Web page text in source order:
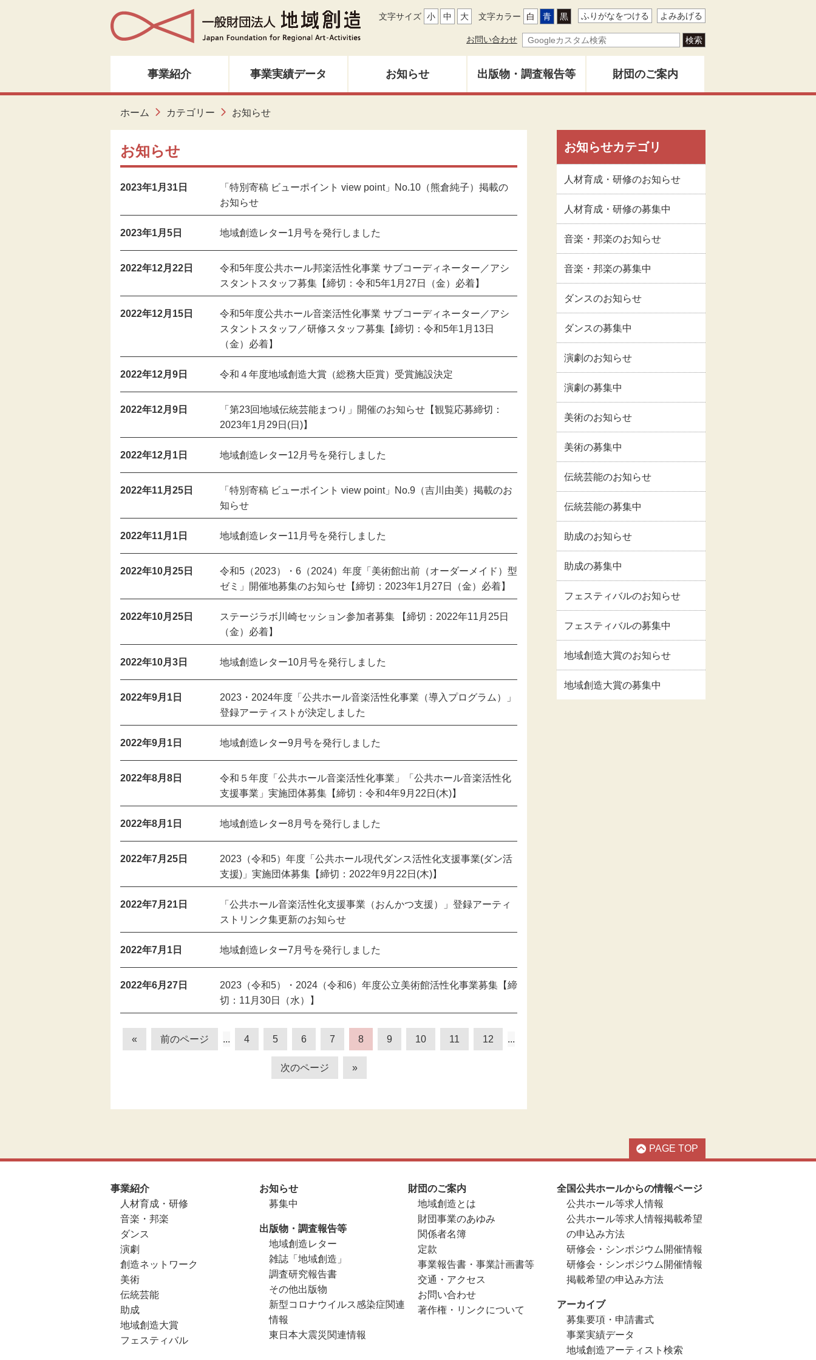
文字サイズ 小 中 大 文字カラー 白 青 黒 ふりがなをつける よみあげる
お問い合わせ
事業紹介
人材育成・研修
創造ネットワーク
美術
伝統芸能
地域創造大賞
事業実績データ お知らせ 出版物・調査報告等
雑誌「地域創造」
新型コロナウイルス
東日本大震災関連情
財団のご案内
財団事業のあゆみ
定款
事業報告書・事業計
画書等
交通・アクセス
お問い合わせ
著作権・リンクにつ
ホーム カテゴリー お知らせ
お知らせ
2023年1月31日
「特別寄稿 ビューポイント view point」No.10（熊倉純子）掲載の
お知らせ
2023年1月5日 地域創造レター1月号を発行しました
2022年12月22日
令和5年度公共ホール邦楽活性化事業 サブコーディネーター／アシ
スタントスタッフ募集【締切：令和5年1月27日（金）必着】
2022年12月15日
令和5年度公共ホール音楽活性化事業 サブコーディネーター／アシ
スタントスタッフ／研修スタッフ募集【締切：令和5年1月13日
（金）必着】
2022年12月9日 令和４年度地域創造大賞（総務大臣賞）受賞施設決定
2022年12月9日
「第23回地域伝統芸能まつり」開催のお知らせ【観覧応募締切：
2023年1月29日(日)】
2022年12月1日 地域創造レター12月号を発行しました
2022年11月25日
「特別寄稿 ビューポイント view point」No.9（吉川由美）掲載のお
知らせ
2022年11月1日 地域創造レター11月号を発行しました
2022年10月25日
令和5（2023）・6（2024）年度「美術館出前（オーダーメイド）型
ゼミ」開催地募集のお知らせ【締切：2023年1月27日（金）必着】
2022年10月25日
ステージラボ川崎セッション参加者募集 【締切：2022年11月25日
（金）必着】
2022年10月3日 地域創造レター10月号を発行しました
2022年9月1日
2023・2024年度「公共ホール音楽活性化事業（導入プログラム）」
登録アーティストが決定しました
2022年9月1日 地域創造レター9月号を発行しました
2022年8月8日
令和５年度「公共ホール音楽活性化事業」「公共ホール音楽活性化
支援事業」実施団体募集【締切：令和4年9月22日(木)】
2022年8月1日 地域創造レター8月号を発行しました
2022年7月25日
2023（令和5）年度「公共ホール現代ダンス活性化支援事業(ダン活
支援)」実施団体募集【締切：2022年9月22日(木)】
2022年7月21日
「公共ホール音楽活性化支援事業（おんかつ支援）」登録アーティ
ストリンク集更新のお知らせ
2022年7月1日 地域創造レター7月号を発行しました
2022年6月27日
2023（令和5）・2024（令和6）年度公立美術館活性化事業募集【締
切：11月30日（水）】
« 前のページ ... 4 5 6 7 8 9 10 11 12 ...
次のページ »
お知らせカテゴリ
人材育成・研修のお知らせ
人材育成・研修の募集中
音楽・邦楽のお知らせ
音楽・邦楽の募集中
ダンスのお知らせ
ダンスの募集中
演劇のお知らせ
演劇の募集中
美術のお知らせ
美術の募集中
伝統芸能のお知らせ
伝統芸能の募集中
助成のお知らせ
助成の募集中
フェスティバルのお知らせ
フェスティバルの募集中
地域創造大賞のお知らせ
地域創造大賞の募集中
PAGE TOP
事業紹介
人材育成・研修
音楽・邦楽
ダンス
演劇
創造ネットワーク
美術
伝統芸能
助成
地域創造大賞
フェスティバル
お知らせ
募集中
出版物・調査報告等
地域創造レター
雑誌「地域創造」
調査研究報告書
その他出版物
新型コロナウイルス感染症関連
情報
東日本大震災関連情報
財団のご案内
地域創造とは
財団事業のあゆみ
関係者名簿
定款
事業報告書・事業計画書等
交通・アクセス
お問い合わせ
著作権・リンクについて
全国公共ホールからの情報ページ
公共ホール等求人情報
公共ホール等求人情報掲載希望
の申込み方法
研修会・シンポジウム開催情報
研修会・シンポジウム開催情報
掲載希望の申込み方法
アーカイブ
募集要項・申請書式
事業実績データ
地域創造アーティスト検索